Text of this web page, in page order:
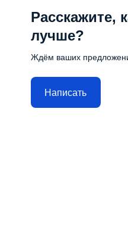
Расскажите,
лучше?
Ждём ваших
Написать